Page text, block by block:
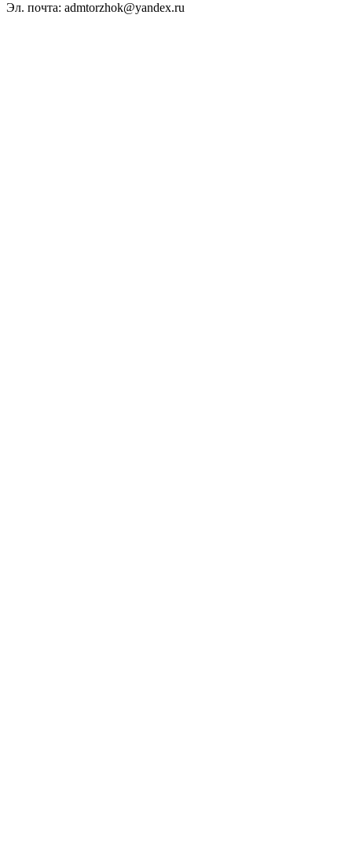
Эл. почта: admtorzhok@yandex.ru